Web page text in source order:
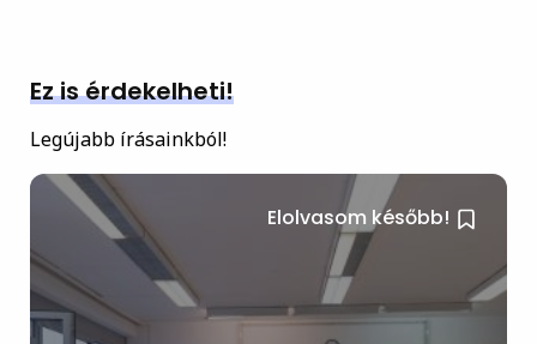
Ez is érdekelheti!
Legújabb írásainkból!
Elolvasom később!